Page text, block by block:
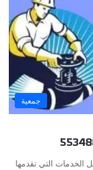
جمعية
التي تقدمها